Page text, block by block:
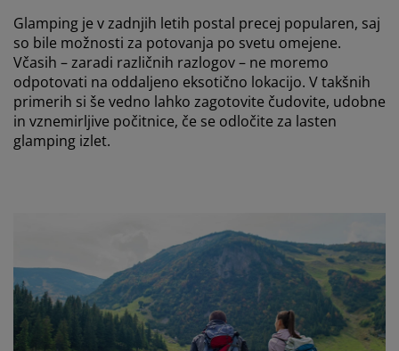
Glamping je v zadnjih letih postal precej popularen, saj
so bile možnosti za potovanja po svetu omejene.
Včasih – zaradi različnih razlogov – ne moremo
odpotovati na oddaljeno eksotično lokacijo. V takšnih
primerih si še vedno lahko zagotovite čudovite, udobne
in vznemirljive počitnice, če se odločite za lasten
glamping izlet.